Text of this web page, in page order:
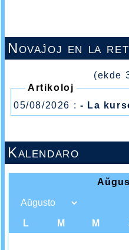
Novaĵoj en la
(ekde
Artikoloj
05/08/2026 : - La
Kalendaro